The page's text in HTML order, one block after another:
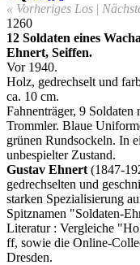
« Vorheriges Los |
1260
12 Soldaten eines
Ehnert, Seiffen.
Vor 1940.
Holz, gedrechselt und
ca. 10 cm.
Fahnenträger, 9
Trommler. Blaue
grünen Rundsockeln. In
unbespielter Zustand.
Gustav Ehnert (1847-
gedrechselten und
starken Spezialisierung
Spitznamen "Soldaten-
Literatur : Vergleiche
ff, sowie die Online-
Dresden.